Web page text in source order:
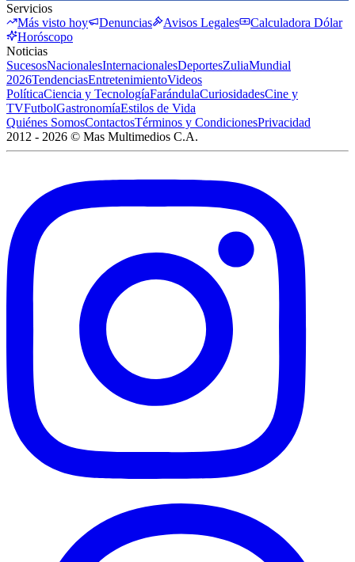
Servicios
Más visto hoy
Denuncias Avisos Legales
Calculadora Dólar
Horóscopo
Noticias
SucesosNacionalesInternacionalesDeportesZuliaMundial
2026TendenciasEntretenimientoVideos
PolíticaCiencia y TecnologíaFarándulaCuriosidadesCine y
TVFutbolGastronomíaEstilos de Vida
Quiénes SomosContactosTérminos y CondicionesPrivacidad
2012 - 2026 © Mas Multimedios C.A.